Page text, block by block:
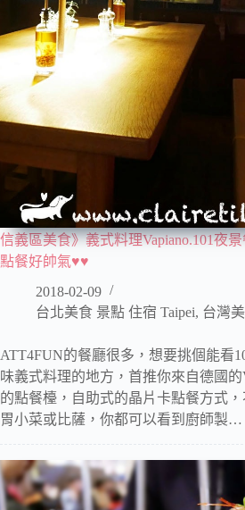
信義區美食》義式料理Vapiano.101夜
點餐好帥氣♥♥
2018-02-09
台北美食 景點 住宿 Taipei, 台灣
ATT4FUN的餐廳很多，想要挑個能看
味義式料理的地方，首推你來自德國的
的點餐檯，自助式的晶片卡點餐方式
胃小菜或比薩，你都可以看到廚師製…